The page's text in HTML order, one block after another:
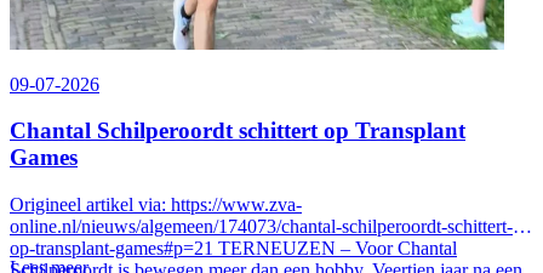
09-07-2026
Chantal Schilperoordt schittert op Transplant
Games
Origineel artikel via: https://www.zva-
online.nl/nieuws/algemeen/174073/chantal-schilperoordt-schittert-
op-transplant-games#p=21 TERNEUZEN – Voor Chantal
Lees meer